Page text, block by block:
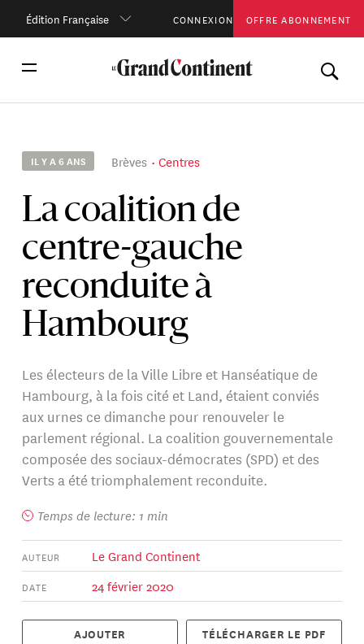
Édition Française CONNEXION OFFRE ABONNEMENT
IL Y A 6 ANS Brèves Centres
La coalition de
centre-gauche
reconduite à
Hambourg
Les électeurs de la Ville Libre et Hanséatique de
Hambourg, à la fois cité et Land, étaient conviés
aux urnes ce dimanche pour renouveler le
parlement régional. La coalition gouvernementale
composée des sociaux-démocrates (SPD) et des
Verts a été triomphalement reconduite.
Temps de lecture: 1 min
AUTEUR Le Grand Continent
DATE 24 février 2020
AJOUTER TÉLÉCHARGER LE PDF